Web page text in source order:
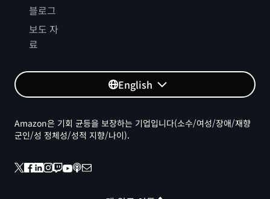
블로그
보도 자
료
English
Amazon은 기회 균등을 보장하는 기업입니다(소수/여성/장애/재향
군인/성 정체성/성적 지향/나이).